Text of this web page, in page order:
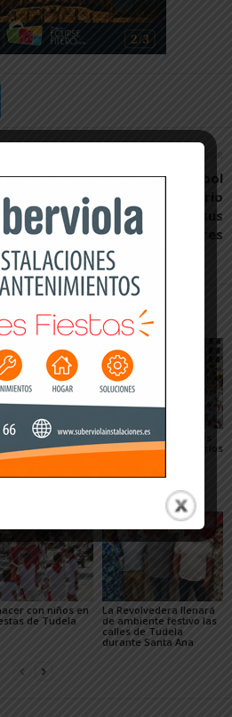
Artículo siguiente
La Escuela Ribera de Fútbol
celebra su 25 aniversario
homenajeando a sus
fundadores
Más del autor
destaca la
y la caída
delitos en el
Ana 2026
Gigantes y Cabezudos
en Tudela 2026: horarios
con niños en
de Tudela
La Revolvedera llenará
de ambiente festivo las
calles de Tudela
durante Santa Ana